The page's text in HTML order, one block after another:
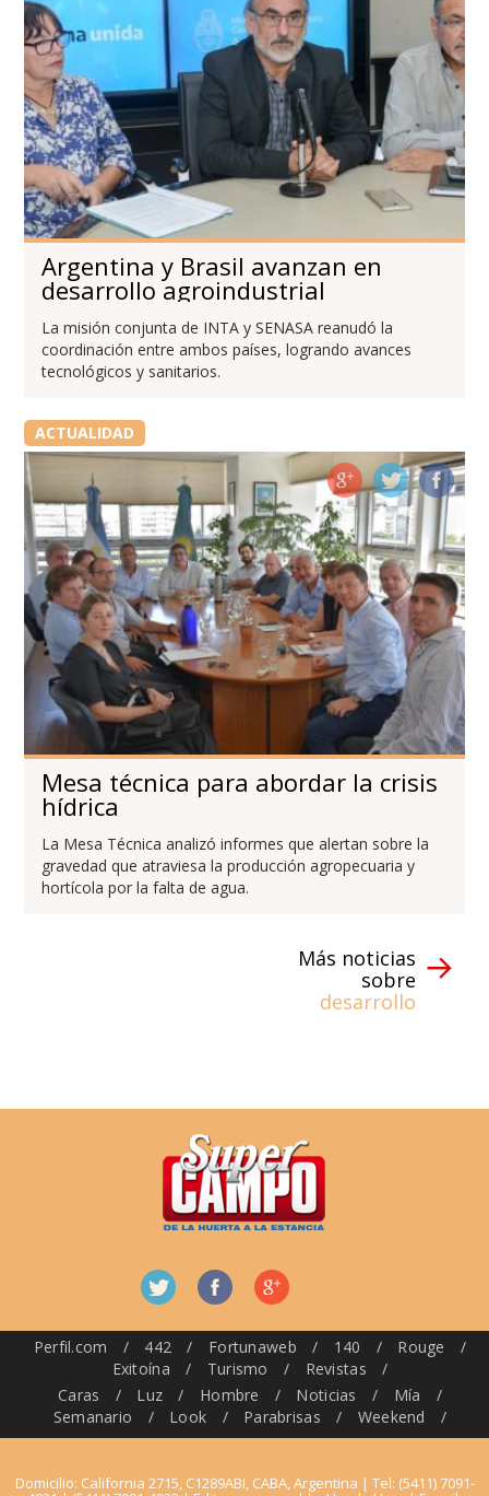
Argentina y Brasil avanzan en
desarrollo agroindustrial
La misión conjunta de INTA y SENASA reanudó la
coordinación entre ambos países, logrando avances
tecnológicos y sanitarios.
ACTUALIDAD
Mesa técnica para abordar la crisis
hídrica
La Mesa Técnica analizó informes que alertan sobre la
gravedad que atraviesa la producción agropecuaria y
hortícola por la falta de agua.
Más noticias
sobre
desarrollo
Perfil.com / 442 / Fortunaweb / 140 / Rouge
/
Exitoína
/ Turismo / Revistas
/
Caras
/ Luz / Hombre / Noticias / Mía
/
Semanario
/ Look / Parabrisas / Weekend /
Domicilio: California 2715, C1289ABI, CABA, Argentina | Tel: (5411) 7091-